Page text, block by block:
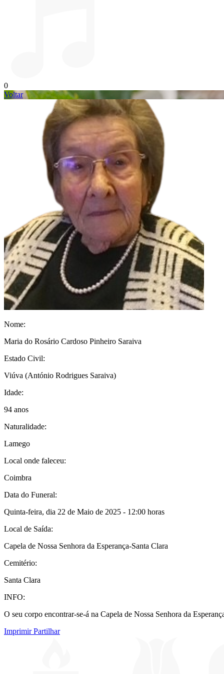
0
Voltar
Nome:
Maria do Rosário Cardoso Pinheiro Saraiva
Estado Civil:
Viúva (António Rodrigues Saraiva)
Idade:
94 anos
Naturalidade:
Lamego
Local onde faleceu:
Coimbra
Data do Funeral:
Quinta-feira, dia 22 de Maio de 2025 - 12:00 horas
Local de Saída:
Capela de Nossa Senhora da Esperança-Santa Clara
Cemitério:
Santa Clara
INFO:
O seu corpo encontrar-se-á na Capela de Nossa Senhora da
Imprimir Partilhar